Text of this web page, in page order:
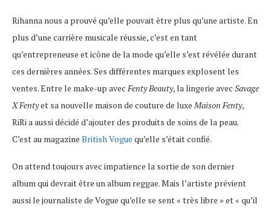
Rihanna nous a prouvé qu’elle pouvait être plus qu’une artiste. En
plus d’une carrière musicale réussie, c’est en tant
qu’entrepreneuse et icône de la mode qu’elle s’est révélée durant
ces dernières années. Ses différentes marques explosent les
ventes. Entre le make-up avec Fenty Beauty, la lingerie avec Savage
X Fentyet sa nouvelle maison de couture de luxe Maison Fenty,
RiRi a aussi décidé d’ajouter des produits de soins de la peau.
C’est au magazine British Vogue qu’elle s’était confié.
On attend toujours avec impatience la sortie de son dernier
album qui devrait être un album reggae. Mais l’artiste prévient
aussi le journaliste de Vogue qu’elle se sent « très libre » et « qu’il